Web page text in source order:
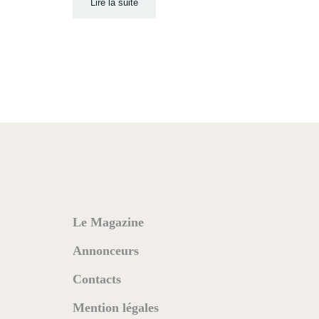
Lire la suite
Le Magazine
Annonceurs
Contacts
Mention légales